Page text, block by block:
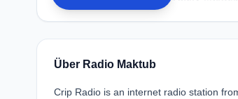
Über Radio Maktub
Crip Radio is an internet radio station